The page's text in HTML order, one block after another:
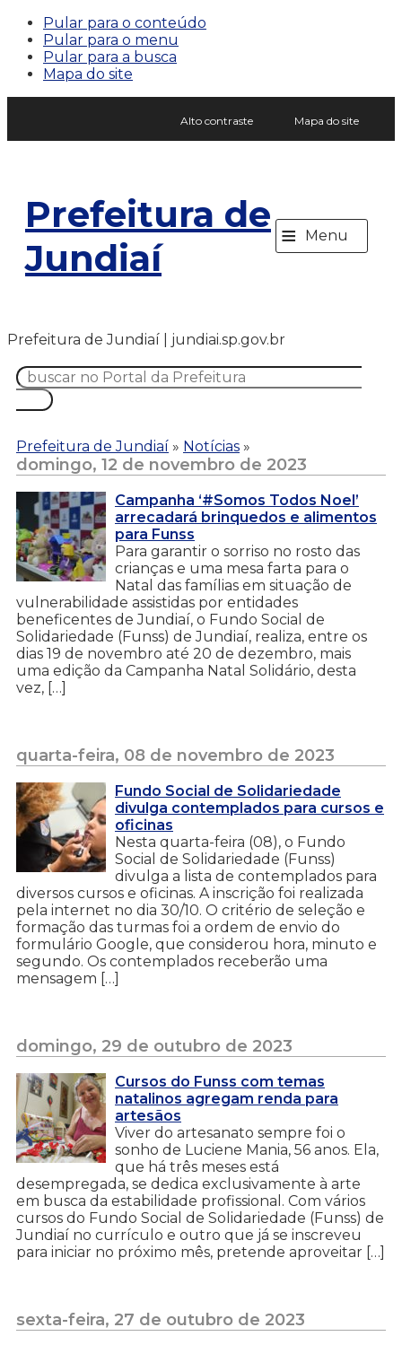
Pular para o conteúdo
Pular para o menu
Pular para a busca
Mapa do site
Alto contraste Mapa do site
Prefeitura de
Jundiaí
≡ Menu
Prefeitura de Jundiaí | jundiai.sp.gov.br
Prefeitura de Jundiaí » Notícias »
domingo, 12 de novembro de 2023
Campanha ‘#Somos Todos Noel’
arrecadará brinquedos e alimentos
para Funss
Para garantir o sorriso no rosto das
crianças e uma mesa farta para o
Natal das famílias em situação de
vulnerabilidade assistidas por entidades
beneficentes de Jundiaí, o Fundo Social de
Solidariedade (Funss) de Jundiaí, realiza, entre os
dias 19 de novembro até 20 de dezembro, mais
uma edição da Campanha Natal Solidário, desta
vez, […]
quarta-feira, 08 de novembro de 2023
Fundo Social de Solidariedade
divulga contemplados para cursos e
oficinas
Nesta quarta-feira (08), o Fundo
Social de Solidariedade (Funss)
divulga a lista de contemplados para
diversos cursos e oficinas. A inscrição foi realizada
pela internet no dia 30/10. O critério de seleção e
formação das turmas foi a ordem de envio do
formulário Google, que considerou hora, minuto e
segundo. Os contemplados receberão uma
mensagem […]
domingo, 29 de outubro de 2023
Cursos do Funss com temas
natalinos agregam renda para
artesãos
Viver do artesanato sempre foi o
sonho de Luciene Mania, 56 anos. Ela,
que há três meses está
desempregada, se dedica exclusivamente à arte
em busca da estabilidade profissional. Com vários
cursos do Fundo Social de Solidariedade (Funss) de
Jundiaí no currículo e outro que já se inscreveu
para iniciar no próximo mês, pretende aproveitar […]
sexta-feira, 27 de outubro de 2023